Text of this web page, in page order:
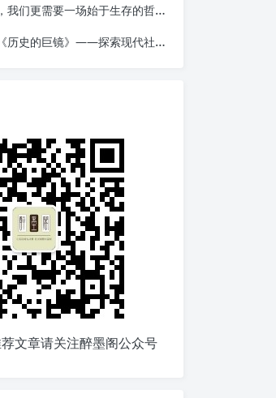
始于生存的哲学觉醒——读金观涛《我的哲学探索》
的巨镜》——探索现代社会的起源
文章请关注醉墨阁公众号